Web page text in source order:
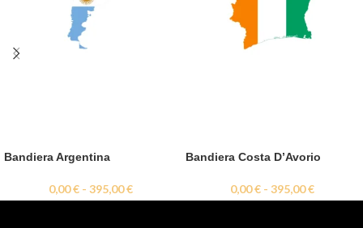
Bandiera Argentina
0,00€ - 395,00€
Bandiera Costa D’Avorio
0,00€ - 395,00€